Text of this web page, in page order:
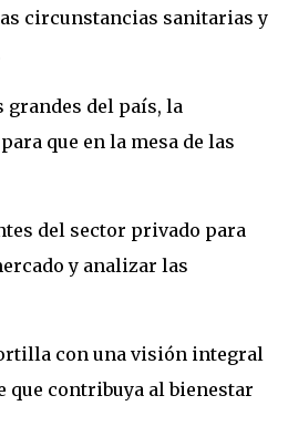
circunstancias sanitarias y
grandes del país, la
que en la mesa de las
del sector privado para
y analizar las
con una visión integral
que contribuya al bienestar